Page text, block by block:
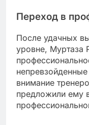
Переход в
После удачных
уровне, Муртаза
внимание
предложили ему